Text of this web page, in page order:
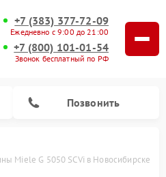
+7 (383) 377-72-09
Ежедневно с 9:00 до 21:00
+7 (800) 101-01-54
Звонок бесплатный по РФ
Позвонить
Miele G 5050 SCVi в Новосибирске